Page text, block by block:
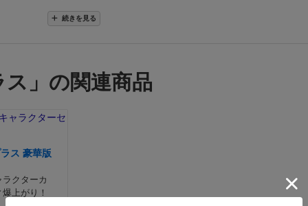
う。ゲームバランスの調整もされますので基本セットが嵌る
を。フィッシュカード類の追加もいくつか。雷魚や鯉など
も必要になるので仕分けがすこし手間かかること、拡張をま
ないなどのイベントが発生する。
択することでタックルやギア同様に固有能力をしようできた
ム性があがるので追加おすすめ。全員とも覚醒モードが用意
ので、タイミングなどもみながら条件達成していくことが大
続きを見る
」の関連商品
ス 豪華版
クターカ
上がり！